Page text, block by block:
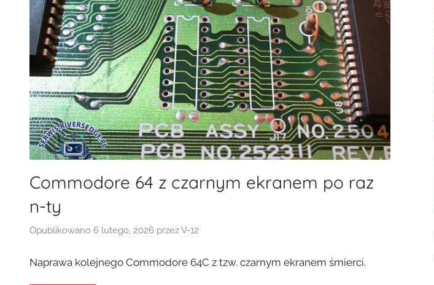
Commodore 64 z czarnym ekranem po raz
n-ty
Opublikowano 6 lutego, 2026 przezV-12
Naprawa kolejnego Commodore 64C z tzw. czarnym ekranem śmierci.